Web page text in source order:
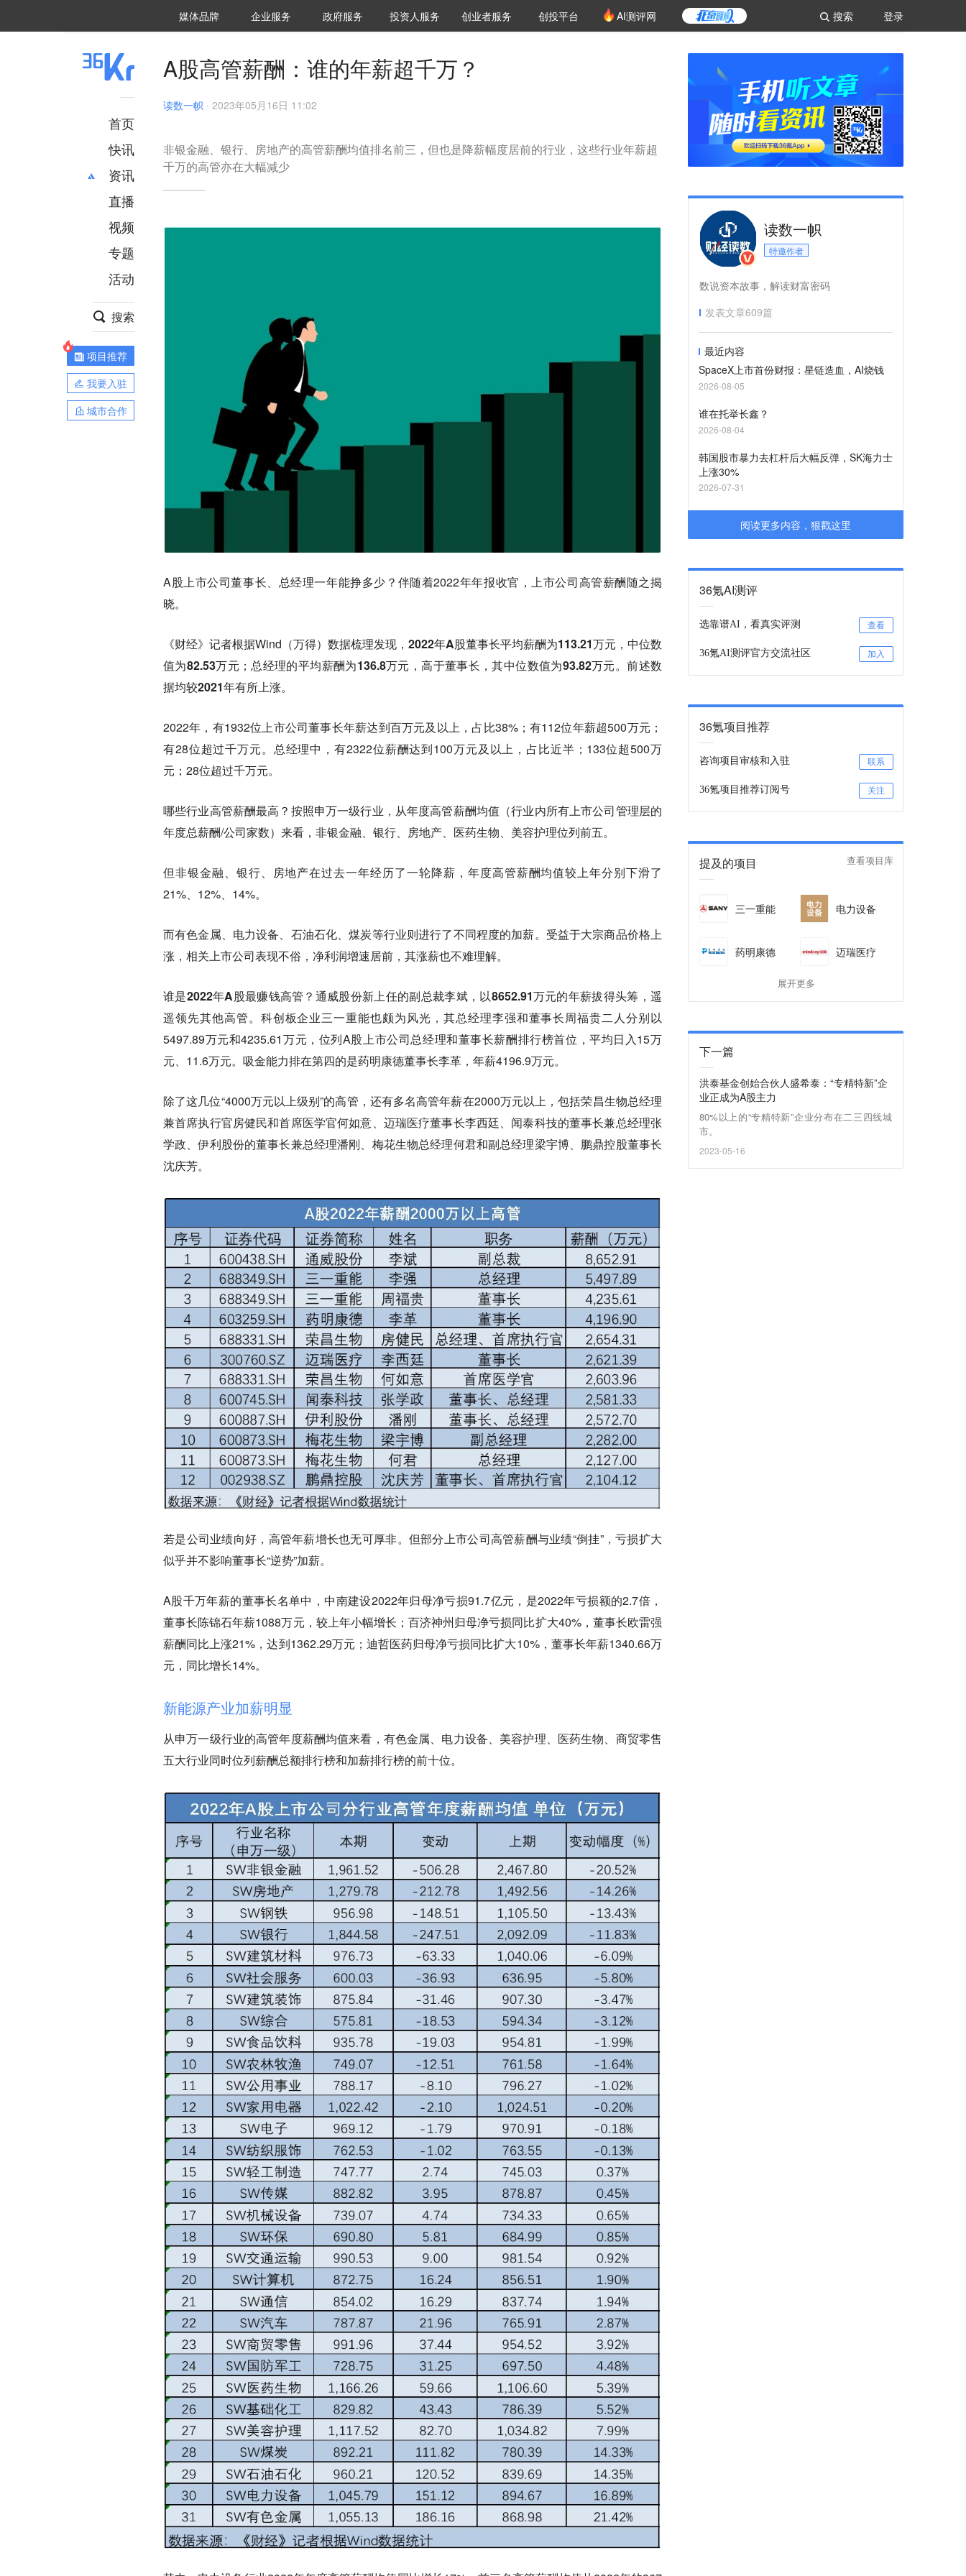
登录
搜索
媒体品牌 36Kr研究院
企业服务 城市之窗
政府服务 VClub投资机构库
投资机构职位推介
投资人服务 创投氪堂
创业者服务 创投平台 AI测评网
首页
快讯
资讯
推荐
财经
项目推荐
安徽
直播
视频
专题
活动
搜索
项目推荐
我要入驻
城市合作
A股高管薪酬：谁的年薪超千万？
读数一帜 · 2023年05月16日 11:02
非银金融、银行、房地产的高管薪酬均值排名前三，但也是降薪幅度居前的行业，这些行业年薪超
千万的高管亦在大幅减少
A股上市公司董事长、总经理一年能挣多少？伴随着2022年年报收官，上市公司高管薪酬随之揭
晓。
《财经》记者根据Wind（万得）数据梳理发现， 2022年A股董事长平均薪酬为113.21万元，中位数
值为82.53万元；总经理的平均薪酬为136.8万元，高于董事长，其中位数值为93.82万元。前述数
据均较2021年有所上涨。
2022年，有1932位上市公司董事长年薪达到百万元及以上，占比38%；有112位年薪超500万元；
有28位超过千万元。总经理中，有2322位薪酬达到100万元及以上，占比近半；133位超500万
元；28位超过千万元。
哪些行业高管薪酬最高？按照申万一级行业，从年度高管薪酬均值（行业内所有上市公司管理层的
年度总薪酬/公司家数）来看，非银金融、银行、房地产、医药生物、美容护理位列前五。
但非银金融、银行、房地产在过去一年经历了一轮降薪，年度高管薪酬均值较上年分别下滑了
21%、12%、14%。
而有色金属、电力设备、石油石化、煤炭等行业则进行了不同程度的加薪。受益于大宗商品价格上
涨，相关上市公司表现不俗，净利润增速居前，其涨薪也不难理解。
谁是2022年A股最赚钱高管？通威股份新上任的副总裁李斌，以8652.91万元的年薪拔得头筹，遥
遥领先其他高管。 科创板企业三一重能也颇为风光，其总经理李强和董事长周福贵二人分别以
5497.89万元和4235.61万元，位列A股上市公司总经理和董事长薪酬排行榜首位，平均日入15万
元、11.6万元。吸金能力排在第四的是药明康德董事长李革，年薪4196.9万元。
除了这几位“4000万元以上级别”的高管，还有多名高管年薪在2000万元以上，包括荣昌生物总经理
兼首席执行官房健民和首席医学官何如意、迈瑞医疗董事长李西廷、闻泰科技的董事长兼总经理张
学政、伊利股份的董事长兼总经理潘刚、梅花生物总经理何君和副总经理梁宇博、鹏鼎控股董事长
沈庆芳。
若是公司业绩向好，高管年薪增长也无可厚非。但部分上市公司高管薪酬与业绩“倒挂”，亏损扩大
似乎并不影响董事长“逆势”加薪。
A股千万年薪的董事长名单中，中南建设2022年归母净亏损91.7亿元，是2022年亏损额的2.7倍，
董事长陈锦石年薪1088万元，较上年小幅增长；百济神州归母净亏损同比扩大40%，董事长欧雷强
薪酬同比上涨21%，达到1362.29万元；迪哲医药归母净亏损同比扩大10%，董事长年薪1340.66万
元，同比增长14%。
新能源产业加薪明显
从申万一级行业的高管年度薪酬均值来看，有色金属、电力设备、美容护理、医药生物、商贸零售
五大行业同时位列薪酬总额排行榜和加薪排行榜的前十位。
读数一帜
特邀作者
数说资本故事，解读财富密码
发表文章609篇
最近内容
SpaceX上市首份财报：星链造血，AI烧钱
2026-08-05
谁在托举长鑫？
2026-08-04
韩国股市暴力去杠杆后大幅反弹，SK海力士
上涨30%
2026-07-31
阅读更多内容，狠戳这里
36氪AI测评
选靠谱AI，看真实评测 查看
36氪AI测评官方交流社区 加入
36氪项目推荐
咨询项目审核和入驻 联系
36氪项目推荐订阅号 关注
提及的项目 查看项目库
三一重能 电力设备
药明康德 迈瑞医疗
展开更多
下一篇
洪泰基金创始合伙人盛希泰：“专精特新”企
业正成为A股主力
80%以上的“专精特新”企业分布在二三四线城
市。
2023-05-16